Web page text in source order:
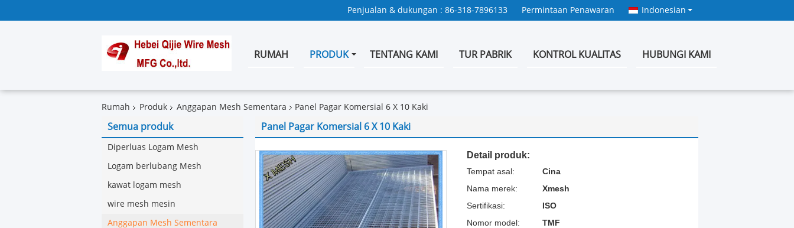
Penjualan & dukungan : 86-318-7896133 Permintaan Penawaran Indonesian
RUMAH PRODUK TENTANG KAMI TUR PABRIK KONTROL KUALITAS HUBUNGI KAMI
Rumah Produk Anggapan Mesh Sementara Panel Pagar Komersial 6 X 10 Kaki
Semua produk
Diperluas Logam Mesh
Logam berlubang Mesh
kawat logam mesh
wire mesh mesin
Anggapan Mesh Sementara
Panel Pagar Komersial 6 X 10 Kaki
Detail produk:
Tempat asal:
Cina
Nama merek:
Xmesh
Sertifikasi:
ISO
Nomor model:
TMF